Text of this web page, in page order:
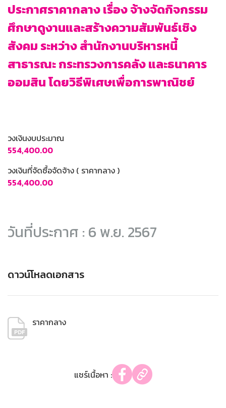
ประกาศราคากลาง เรื่อง จ้างจัดกิจกรรม
ศึกษาดูงานและสร้างความสัมพันธ์เชิง
สังคม ระหว่าง สำนักงานบริหารหนี้
สาธารณะ กระทรวงการคลัง และธนาคาร
ออมสิน โดยวิธีพิเศษเพื่อการพาณิชย์
วงเงินงบประมาณ
554,400.00
วงเงินที่จัดซื้อจัดจ้าง ( ราคากลาง )
554,400.00
วันที่ประกาศ : 6 พ.ย. 2567
ดาวน์โหลดเอกสาร
ราคากลาง
แชร์เนื้อหา :